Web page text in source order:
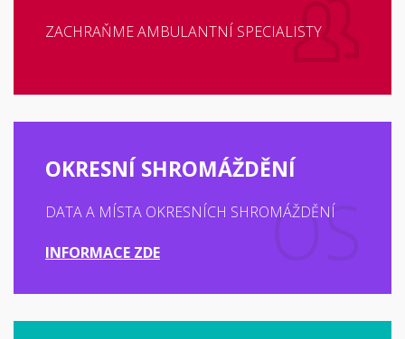
ZACHRAŇME AMBULANTNÍ SPECIALISTY
OKRESNÍ SHROMÁŽDĚNÍ
DATA A MÍSTA OKRESNÍCH SHROMÁŽDĚNÍ
INFORMACE ZDE